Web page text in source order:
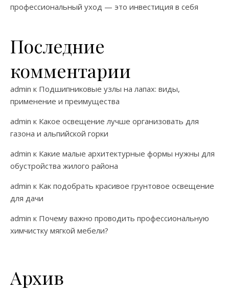
профессиональный уход — это инвестиция в себя
Последние
комментарии
admin к Подшипниковые узлы на лапах: виды,
применение и преимущества
admin к Какое освещение лучше организовать для
газона и альпийской горки
admin к Какие малые архитектурные формы нужны для
обустройства жилого района
admin к Как подобрать красивое грунтовое освещение
для дачи
admin к Почему важно проводить профессиональную
химчистку мягкой мебели?
Архив